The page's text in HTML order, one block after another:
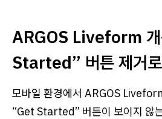
ARGOS Liveform
Started” 버튼 제거
모바일 환경에서 ARGOS
“Get Started” 버튼이 보이지 않